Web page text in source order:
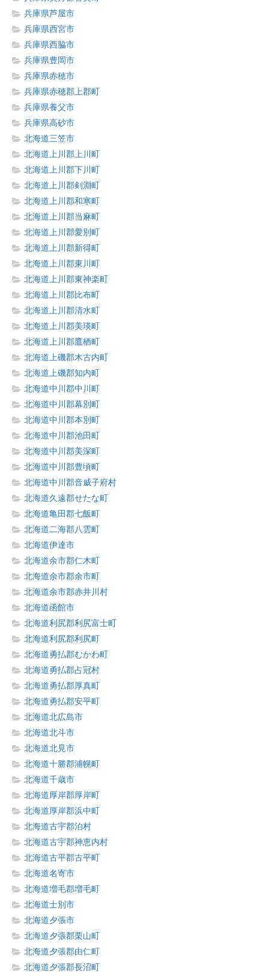
兵庫県芦屋市
兵庫県西宮市
兵庫県西脇市
兵庫県豊岡市
兵庫県赤穂市
兵庫県赤穂郡上郡町
兵庫県養父市
兵庫県高砂市
北海道三笠市
北海道上川郡上川町
北海道上川郡下川町
北海道上川郡剣淵町
北海道上川郡和寒町
北海道上川郡当麻町
北海道上川郡愛別町
北海道上川郡新得町
北海道上川郡東川町
北海道上川郡東神楽町
北海道上川郡比布町
北海道上川郡清水町
北海道上川郡美瑛町
北海道上川郡鷹栖町
北海道上磯郡木古内町
北海道上磯郡知内町
北海道中川郡中川町
北海道中川郡幕別町
北海道中川郡本別町
北海道中川郡池田町
北海道中川郡美深町
北海道中川郡豊頃町
北海道中川郡音威子府村
北海道久遠郡せたな町
北海道亀田郡七飯町
北海道二海郡八雲町
北海道伊達市
北海道余市郡仁木町
北海道余市郡余市町
北海道余市郡赤井川村
北海道函館市
北海道利尻郡利尻富士町
北海道利尻郡利尻町
北海道勇払郡むかわ町
北海道勇払郡占冠村
北海道勇払郡厚真町
北海道勇払郡安平町
北海道北広島市
北海道北斗市
北海道北見市
北海道十勝郡浦幌町
北海道千歳市
北海道厚岸郡厚岸町
北海道厚岸郡浜中町
北海道古宇郡泊村
北海道古宇郡神恵内村
北海道古平郡古平町
北海道名寄市
北海道増毛郡増毛町
北海道士別市
北海道夕張市
北海道夕張郡栗山町
北海道夕張郡由仁町
北海道夕張郡長沼町